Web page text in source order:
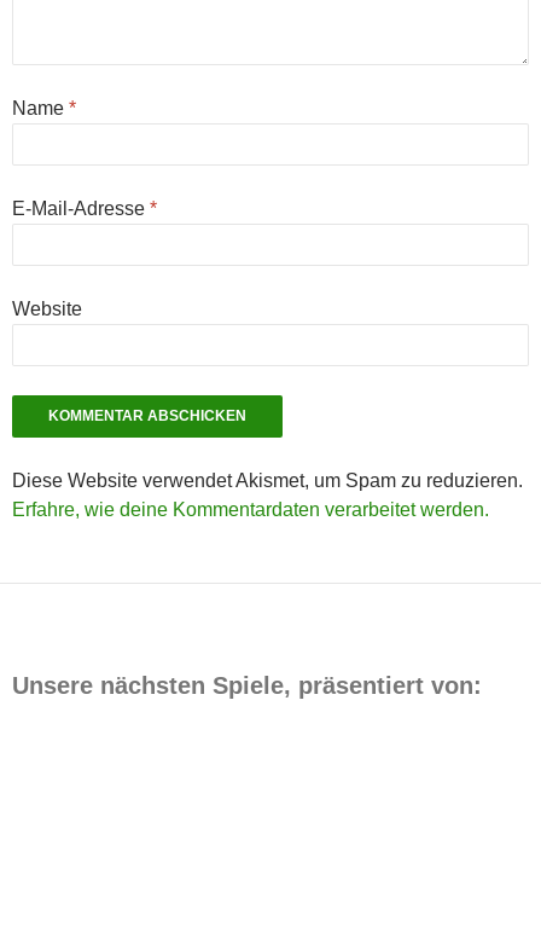
Name *
E-Mail-Adresse *
Website
Diese Website verwendet Akismet, um Spam zu reduzieren.
Erfahre, wie deine Kommentardaten verarbeitet werden.
Unsere nächsten Spiele, präsentiert von: